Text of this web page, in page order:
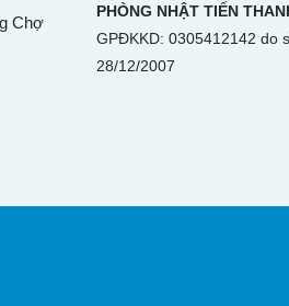
Chợ
PHÒNG NHẬT TIẾN
GPĐKKD: 0305412142 do
28/12/2007